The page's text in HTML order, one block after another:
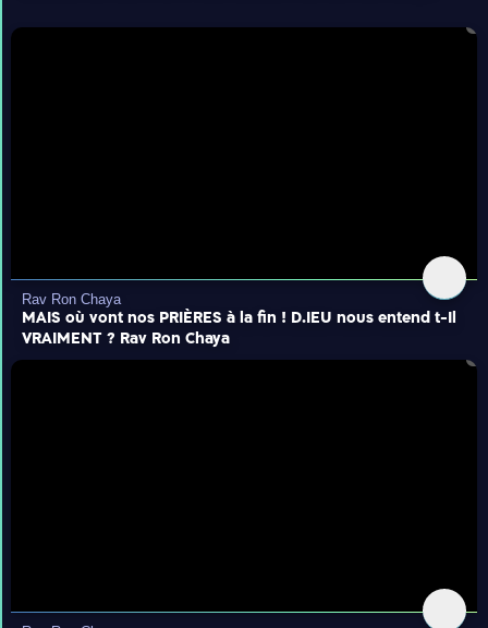
Rav Ron Chaya
MAIS où vont nos PRIÈRES à la fin ! D.IEU nous entend t-Il
VRAIMENT ? Rav Ron Chaya